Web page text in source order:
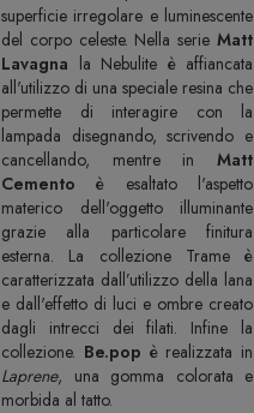
superficie irregolare e luminescente
del corpo celeste. Nella serie Matt
Lavagna la Nebulite è affiancata
all'utilizzo di una speciale resina che
permette di interagire con la
lampada disegnando, scrivendo e
cancellando, mentre in Matt
Cemento è esaltato l'aspetto
materico dell'oggetto illuminante
grazie alla particolare finitura
esterna. La collezione Trame è
caratterizzata dall’utilizzo della lana
e dall'effetto di luci e ombre creato
dagli intrecci dei filati. Infine la
collezione. Be.pop è realizzata in
Laprene, una gomma colorata e
morbida al tatto.